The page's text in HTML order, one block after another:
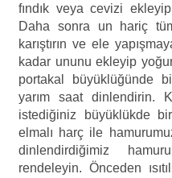
fındık veya cevizi ekleyip
Daha sonra un hariç
karıştırın ve ele
kadar ununu ekleyip
portakal büyüklüğünde
yarım saat dinlendirin.
istediğiniz büyüklükde
elmalı harç ile
dinlendirdiğimiz
rendeleyin. Önceden